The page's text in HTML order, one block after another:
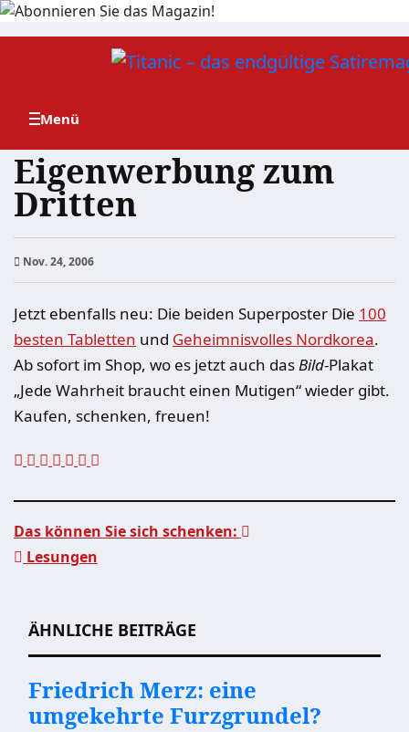
Zum
Eigenwerbung zum
Dritten
Nov. 24, 2006
Jetzt ebenfalls neu: Die beiden Superposter Die 100
besten Tabletten und Geheimnisvolles Nordkorea.
Ab sofort im Shop, wo es jetzt auch dasBild-Plakat
„Jede Wahrheit braucht einen Mutigen“ wieder gibt.
Kaufen, schenken, freuen!
Das können Sie sich schenken:
Lesungen
ÄHNLICHE BEITRÄGE
Friedrich Merz: eine
umgekehrte Furzgrundel?